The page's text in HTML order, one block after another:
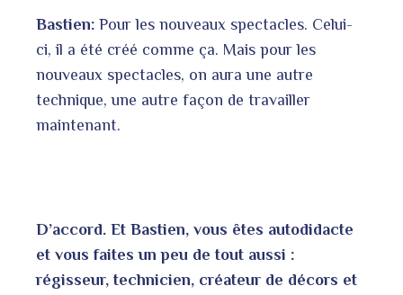
Bastien: Pour les nouveaux spectacles. Celui-
ci, il a été créé comme ça. Mais pour les
nouveaux spectacles, on aura une autre
technique, une autre façon de travailler
maintenant.
D’accord. Et Bastien, vous êtes autodidacte
et vous faites un peu de tout aussi :
régisseur, technicien, créateur de décors et